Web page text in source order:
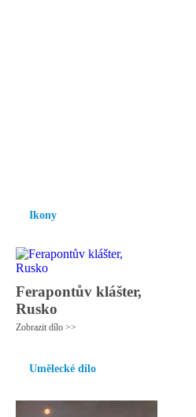
Ikony
Ferapontův klášter,
Rusko
Zobrazit dílo >>
Umělecké dílo